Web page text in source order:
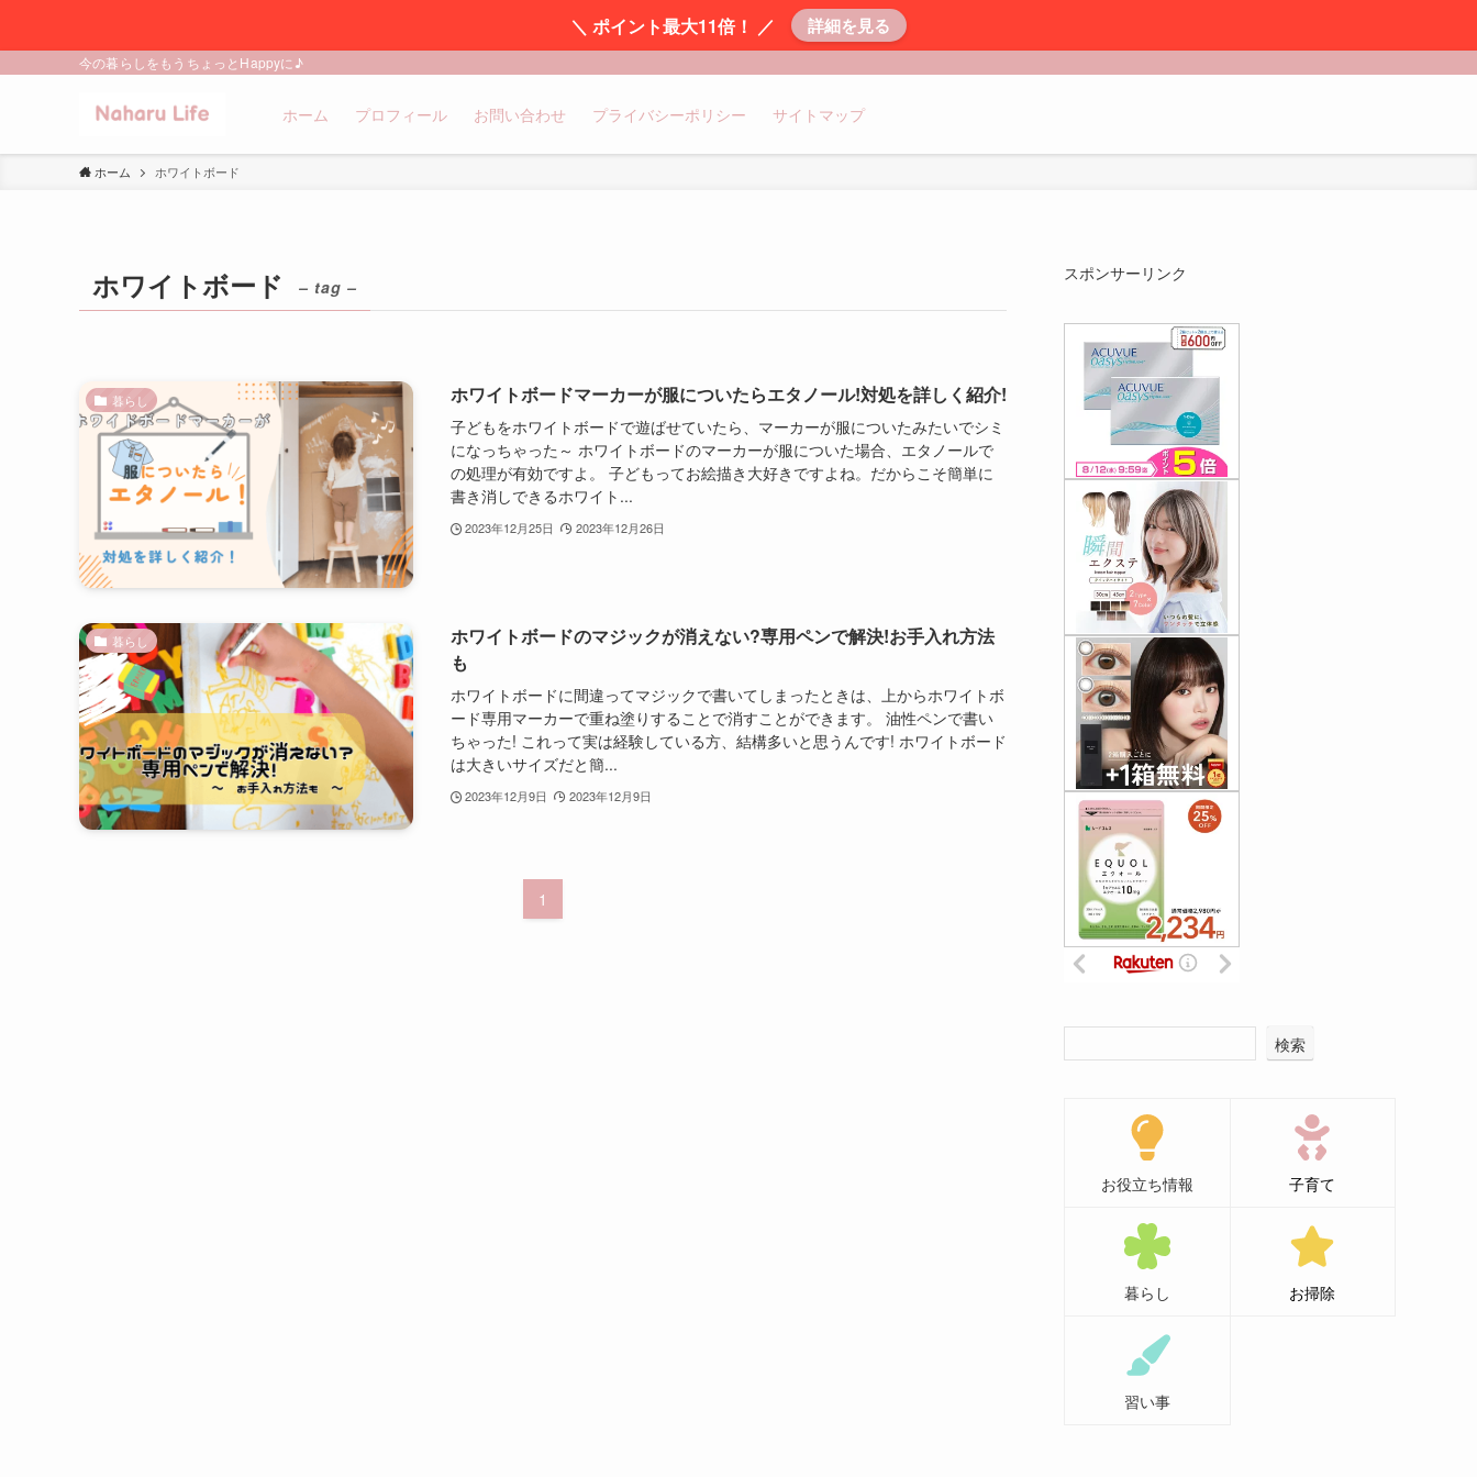
＼ ポイント最大11倍！ ／ 詳細を見る
今の暮らしをもうちょっとHappyに♪
ホーム プロフィール お問い合わせ プライバシーポリシー サイトマップ
ホーム ホワイトボード
ホワイトボード – tag –
暮らし ホワイトボードマーカーが服についたらエタノール!対処を詳しく紹介!
子どもをホワイトボードで遊ばせていたら、マーカーが服についたみたいでシミ
になっちゃった～ ホワイトボードのマーカーが服についた場合、エタノールで
の処理が有効ですよ。 子どもってお絵描き大好きですよね。だからこそ簡単に
書き消しできるホワイト...
2023年12月25日 2023年12月26日
暮らし
ホワイトボードのマジックが消えない?専用ペンで解決!お手入れ方法
も
ホワイトボードに間違ってマジックで書いてしまったときは、上からホワイトボ
ード専用マーカーで重ね塗りすることで消すことができます。 油性ペンで書い
ちゃった! これって実は経験している方、結構多いと思うんです! ホワイトボード
は大きいサイズだと簡...
2023年12月9日 2023年12月9日
1
スポンサーリンク
検索
お役立ち情報 子育て
暮らし お掃除
習い事